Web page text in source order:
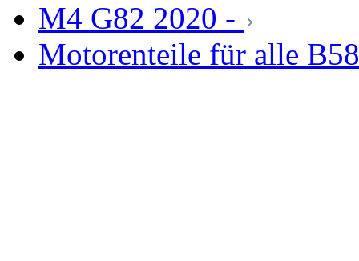
M4 G82 2020 -
Motorenteile für alle